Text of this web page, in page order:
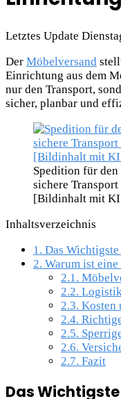
Letztes Update
Der Möbelversand
Einrichtung aus dem
nur den Transport,
sicher, planbar und
Spedition für
sichere
[Bildinhalt mit
Inhaltsverzeichnis
1. Das
2. Warum ist
2.1.
2.2.
2.3. Kosten
2.4.
2.5.
2.6.
2.7. Fazit
Das